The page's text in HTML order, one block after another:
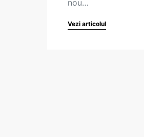
nou…
Vezi articolul